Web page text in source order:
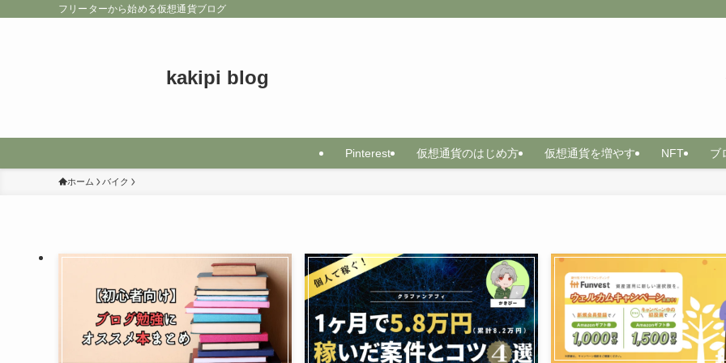
フリーターから始める仮想通貨ブログ
kakipi blog
Pinterest 仮想通貨のはじめ方 仮想通貨を増やす NFT ブ
ホーム バイク